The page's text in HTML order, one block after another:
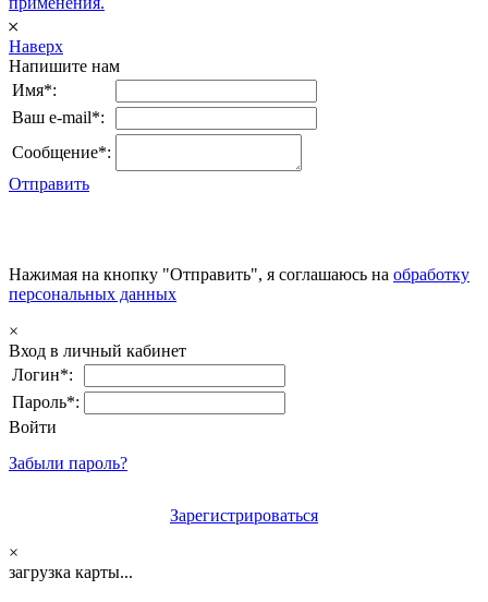
𐄂
Наверх
Напишите нам
Имя*:
Ваш e-mail*:
Сообщение*:
Отправить
Нажимая на кнопку "Отправить", я соглашаюсь на обработку
персональных данных
×
Вход в личный кабинет
Логин*:
Пароль*:
Войти
Забыли пароль?
Зарегистрироваться
×
загрузка карты...